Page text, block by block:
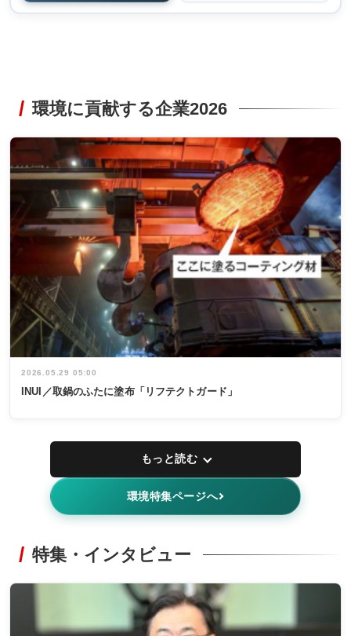
環境に貢献する企業2026
2026.05.29 05:00
INUI／取鍋のふたに塗布「リフテクトガード」
もっと読む
環境特集ページへ
特集・インタビュー